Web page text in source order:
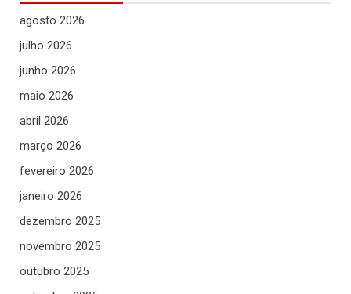
agosto 2026
julho 2026
junho 2026
maio 2026
abril 2026
março 2026
fevereiro 2026
janeiro 2026
dezembro 2025
novembro 2025
outubro 2025